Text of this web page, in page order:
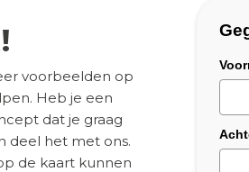
voorbeelden op
Heb je een
dat je graag
deel het met ons.
de kaart kunnen